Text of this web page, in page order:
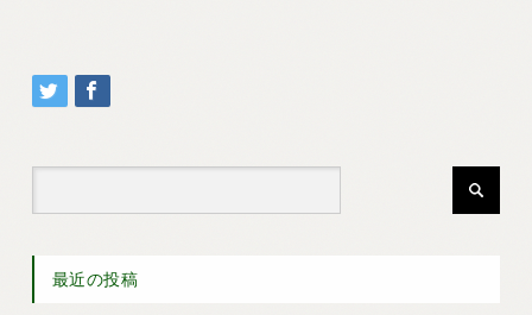
最近の投稿